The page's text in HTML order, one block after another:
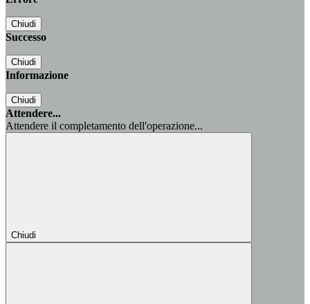
Chiudi
Successo
Chiudi
Informazione
Chiudi
Attendere...
Attendere il completamento dell'operazione...
Chiudi